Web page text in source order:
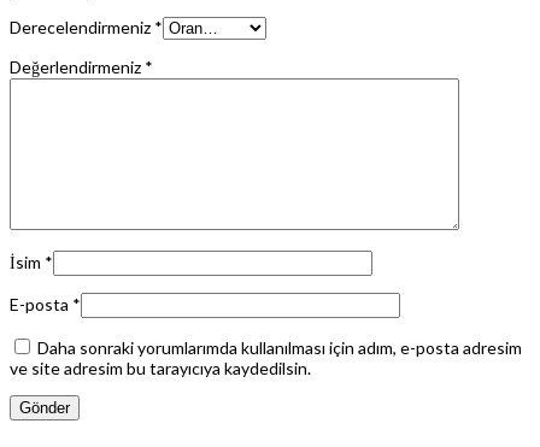
Derecelendirmeniz *
Değerlendirmeniz *
İsim *
E-posta *
Daha sonraki yorumlarımda kullanılması için adım, e-posta adresim
ve site adresim bu tarayıcıya kaydedilsin.